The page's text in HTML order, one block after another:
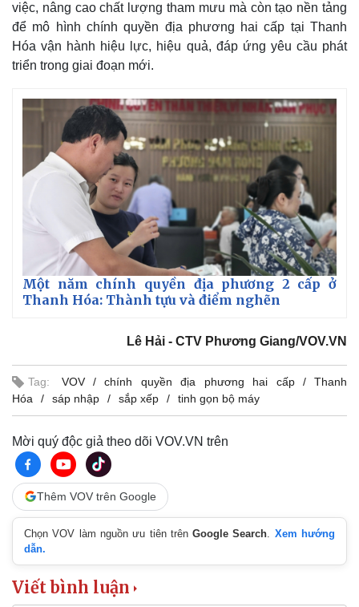
việc, nâng cao chất lượng tham mưu mà còn tạo nền tảng
để mô hình chính quyền địa phương hai cấp tại Thanh
Hóa vận hành hiệu lực, hiệu quả, đáp ứng yêu cầu phát
triển trong giai đoạn mới.
Một năm chính quyền địa phương 2 cấp ở
Thanh Hóa: Thành tựu và điểm nghẽn
Lê Hải - CTV Phương Giang/VOV.VN
Tag: VOV chính quyền địa phương hai cấp
Thanh
Hóa
sáp nhập sắp xếp tinh gọn bộ máy
Mời quý độc giả theo dõi VOV.VN trên
Thêm VOV trên Google
Chọn VOV làm nguồn ưu tiên trênGoogle Search
Xem hướng
dẫn.
Viết bình luận